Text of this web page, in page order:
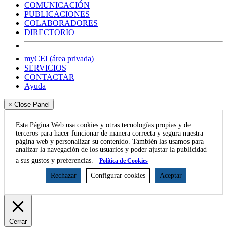
COMUNICACIÓN
PUBLICACIONES
COLABORADORES
DIRECTORIO
myCEI (área privada)
SERVICIOS
CONTACTAR
Ayuda
× Close Panel
Esta Página Web usa cookies y otras tecnologías propias y de
terceros para hacer funcionar de manera correcta y segura nuestra
página web y personalizar su contenido. También las usamos para
analizar la navegación de los usuarios y poder ajustar la publicidad
a sus gustos y preferencias.
Política de Cookies
Rechazar Configurar cookies Aceptar
Cerrar